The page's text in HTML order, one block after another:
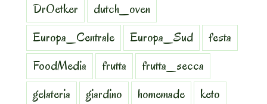
DrOetker
dutch_oven
Europa_Centrale
Europa_Sud
festa
FoodMedia
frutta
frutta_secca
gelateria
giardino homemade
keto